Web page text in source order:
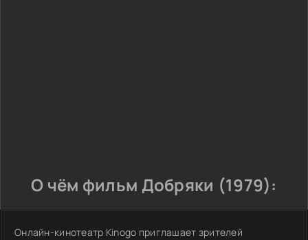
О чём фильм Добряки (1979):
Онлайн-кинотеатр Kinogo приглашает зрителей